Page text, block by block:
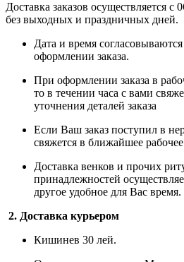
Доставка заказов осуществляется с
без выходных и праздничных дней.
Дата и время
оформлении заказа.
При оформлении заказа в
то в течении часа с вами
уточнения деталей заказа
Если Ваш заказ поступил в
свяжется в ближайшее
Доставка венков и прочих
принадлежностей
другое удобное для Вас время.
2. Доставка курьером
Кишинев 30 лей.